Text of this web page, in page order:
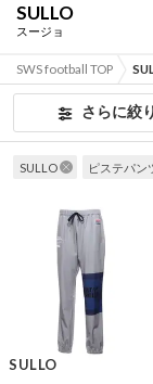
SULLO
スージョ
SWS football TOP
さらに絞
SULLO ピステパン
SULLO